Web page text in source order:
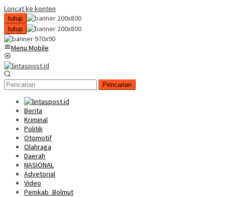
Loncat ke konten
tutup
tutup
Menu Mobile
Pencarian
Berita
Kriminal
Politik
Otomotif
Olahraga
Daerah
NASIONAL
Advetorial
Video
Pemkab_Bolmut